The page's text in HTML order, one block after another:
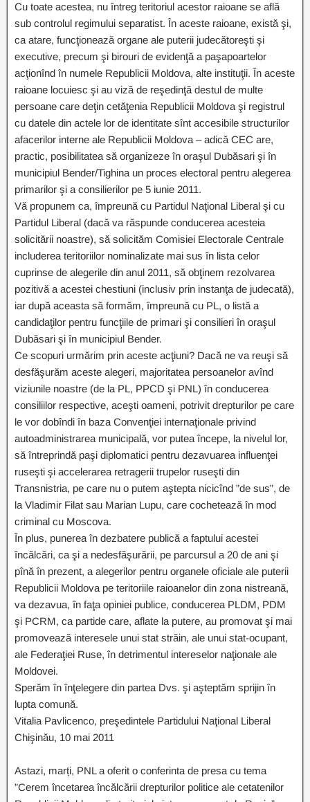
Cu toate acestea, nu întreg teritoriul acestor raioane se află
sub controlul regimului separatist. În aceste raioane, există şi,
ca atare, funcţionează organe ale puterii judecătoreşti şi
executive, precum şi birouri de evidenţă a paşapoartelor
acţionînd în numele Republicii Moldova, alte instituţii. În aceste
raioane locuiesc şi au viză de reşedinţă destul de multe
persoane care deţin cetăţenia Republicii Moldova şi registrul
cu datele din actele lor de identitate sînt accesibile structurilor
afacerilor interne ale Republicii Moldova – adică CEC are,
practic, posibilitatea să organizeze în oraşul Dubăsari şi în
municipiul Bender/Tighina un proces electoral pentru alegerea
primarilor şi a consilierilor pe 5 iunie 2011.
Vă propunem ca, împreună cu Partidul Naţional Liberal şi cu
Partidul Liberal (dacă va răspunde conducerea acesteia
solicitării noastre), să solicităm Comisiei Electorale Centrale
includerea teritoriilor nominalizate mai sus în lista celor
cuprinse de alegerile din anul 2011, să obţinem rezolvarea
pozitivă a acestei chestiuni (inclusiv prin instanţa de judecată),
iar după aceasta să formăm, împreună cu PL, o listă a
candidaţilor pentru funcţiile de primari şi consilieri în oraşul
Dubăsari şi în municipiul Bender.
Ce scopuri urmărim prin aceste acţiuni? Dacă ne va reuşi să
desfăşurăm aceste alegeri, majoritatea persoanelor avînd
viziunile noastre (de la PL, PPCD şi PNL) în conducerea
consiliilor respective, aceşti oameni, potrivit drepturilor pe care
le vor dobîndi în baza Convenţiei internaţionale privind
autoadministrarea municipală, vor putea începe, la nivelul lor,
să întreprindă paşi diplomatici pentru dezavuarea influenţei
ruseşti şi accelerarea retragerii trupelor ruseşti din
Transnistria, pe care nu o putem aştepta nicicînd ”de sus”, de
la Vladimir Filat sau Marian Lupu, care cochetează în mod
criminal cu Moscova.
În plus, punerea în dezbatere publică a faptului acestei
încălcări, ca şi a nedesfăşurării, pe parcursul a 20 de ani şi
pînă în prezent, a alegerilor pentru organele oficiale ale puterii
Republicii Moldova pe teritoriile raioanelor din zona nistreană,
va dezavua, în faţa opiniei publice, conducerea PLDM, PDM
şi PCRM, ca partide care, aflate la putere, au promovat şi mai
promovează interesele unui stat străin, ale unui stat-ocupant,
ale Federaţiei Ruse, în detrimentul intereselor naţionale ale
Moldovei.
Sperăm în înţelegere din partea Dvs. şi aşteptăm sprijin în
lupta comună.
Vitalia Pavlicenco, preşedintele Partidului Naţional Liberal
Chişinău, 10 mai 2011
Astazi, marți, PNL a oferit o conferinta de presa cu tema
”Cerem încetarea încălcării drepturilor politice ale cetatenilor